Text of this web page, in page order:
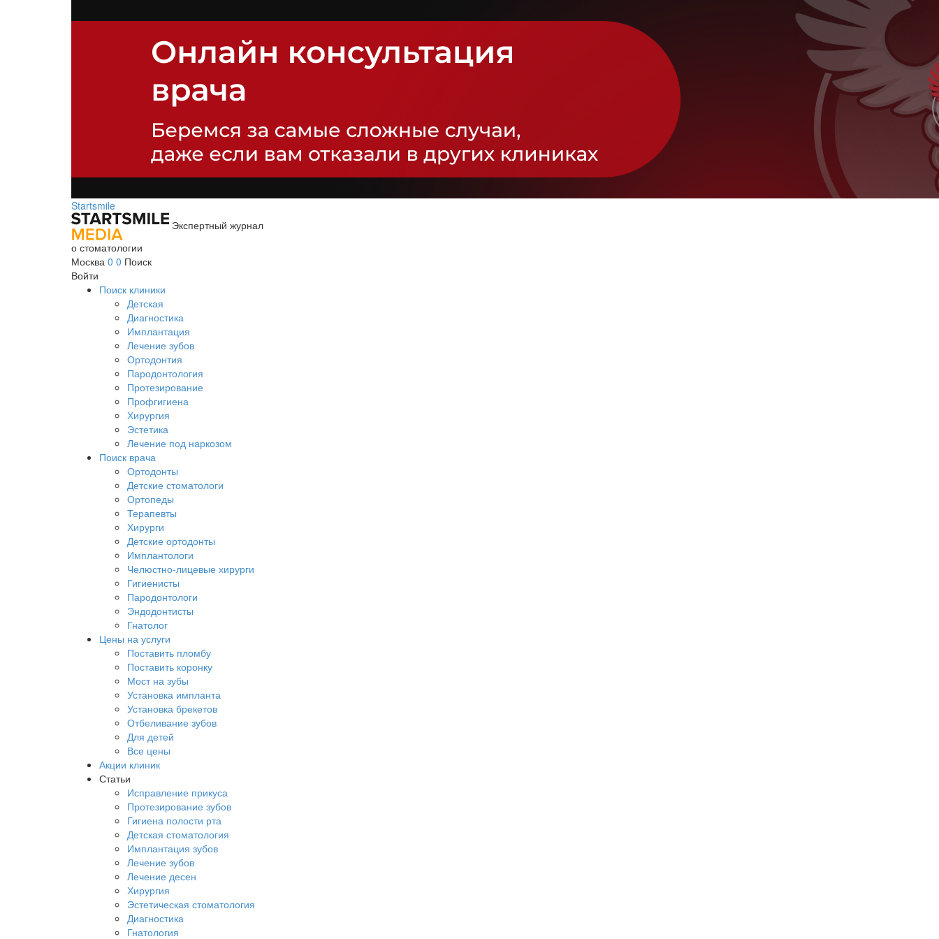
Startsmile
Экспертный журнал
о стоматологии
Москва 0 0 Поиск
Войти
Поиск клиники
Детская
Диагностика
Имплантация
Лечение зубов
Ортодонтия
Пародонтология
Протезирование
Профгигиена
Хирургия
Эстетика
Лечение под наркозом
Поиск врача
Ортодонты
Детские стоматологи
Ортопеды
Терапевты
Хирурги
Детские ортодонты
Имплантологи
Челюстно-лицевые хирурги
Гигиенисты
Пародонтологи
Эндодонтисты
Гнатолог
Цены на услуги
Поставить пломбу
Поставить коронку
Мост на зубы
Установка импланта
Установка брекетов
Отбеливание зубов
Для детей
Все цены
Акции клиник
Статьи
Исправление прикуса
Протезирование зубов
Гигиена полости рта
Детская стоматология
Имплантация зубов
Лечение зубов
Лечение десен
Хирургия
Эстетическая стоматология
Диагностика
Гнатология